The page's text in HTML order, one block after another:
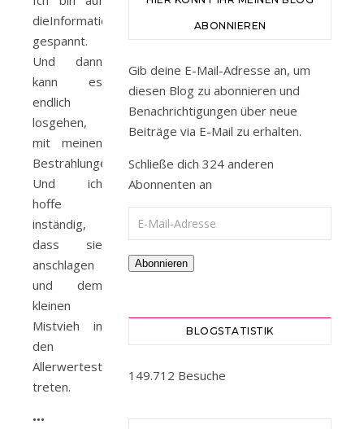
dieInformationen
gespannt.
Und dann
kann es
endlich
losgehen,
mit meinen
Bestrahlungen.
Und ich
hoffe
inständig,
dass sie
anschlagen
und dem
kleinen
Mistvieh in
den
Allerwertesten
treten.
•••
ABONNIEREN
Gib deine E-Mail-Adresse an, um
diesen Blog zu abonnieren und
Benachrichtigungen über neue
Beiträge via E-Mail zu erhalten.
Schließe dich 324 anderen
Abonnenten an
E-Mail-Adresse
Abonnieren
BLOGSTATISTIK
149.712 Besuche